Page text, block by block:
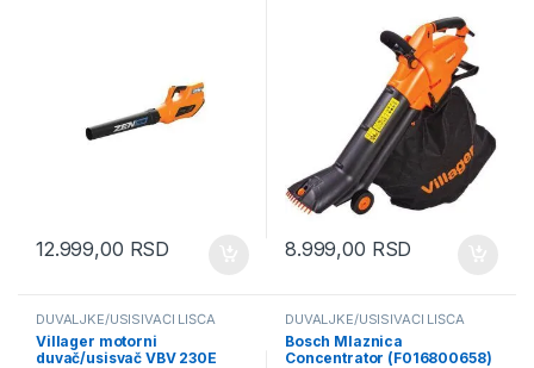
12.999,00 RSD 8.999,00 RSD
DUVALJKE/USISIVAČI LIŠĆA
Villager motorni
duvač/usisvač VBV 230E
DUVALJKE/USISIVAČI LIŠĆA
Bosch Mlaznica
Concentrator (F016800658)